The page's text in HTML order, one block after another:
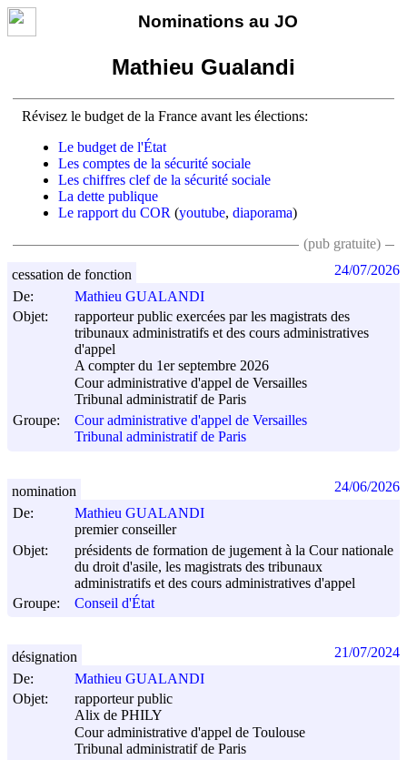
Nominations au JO
Mathieu Gualandi
Révisez le budget de la France avant les élections:
Le budget de l'État
Les comptes de la sécurité sociale
Les chiffres clef de la sécurité sociale
La dette publique
Le rapport du COR (youtube, diaporama)
(pub gratuite)
De:
Mathieu GUALANDI
Objet:
rapporteur public exercées par les magistrats des
tribunaux administratifs et des cours administratives
d'appel
A compter du 1er septembre 2026
Cour administrative d'appel de Versailles
Tribunal administratif de Paris
Groupe:
Cour administrative d'appel de Versailles
Tribunal administratif de Paris
cessation de fonction 24/07/2026
De:
Mathieu GUALANDI
premier conseiller
Objet:
présidents de formation de jugement à la Cour nationale
du droit d'asile, les magistrats des tribunaux
administratifs et des cours administratives d'appel
Groupe:
Conseil d'État
nomination 24/06/2026
De:
Mathieu GUALANDI
Objet:
rapporteur public
Alix de PHILY
Cour administrative d'appel de Toulouse
Tribunal administratif de Paris
désignation 21/07/2024